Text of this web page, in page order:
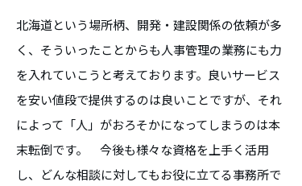
北海道という場所柄、開発・建設関係の依頼が多
く、そういったことからも人事管理の業務にも力
を入れていこうと考えております。良いサービス
を安い値段で提供するのは良いことですが、それ
によって「人」がおろそかになってしまうのは本
末転倒です。 今後も様々な資格を上手く活用
し、どんな相談に対してもお役に立てる事務所で